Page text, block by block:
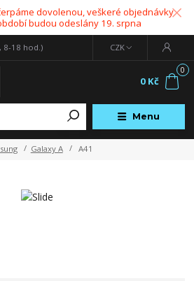
dovolenou, veškeré objednávky
budou odeslány 19. srpna
Menu
CZK
8-18 hod.)
0
0 Kč
Galaxy A A41